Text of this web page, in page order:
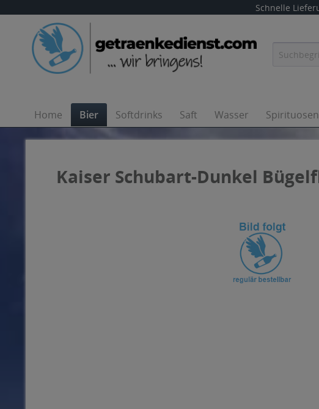
Schnelle
Home Bier Softdrinks Saft Wasser Spirituosen
Kaiser Schubart-Dunkel